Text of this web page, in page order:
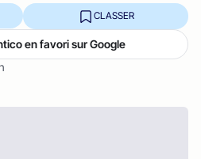
CLASSER
en favori sur Google